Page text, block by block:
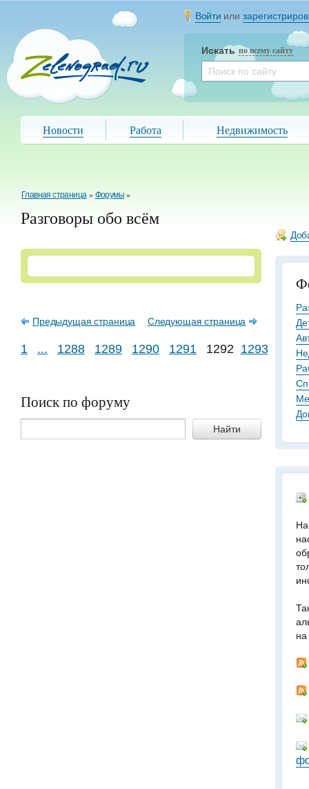
Войти или
Искать по всему сайту
Новости Работа Недвижимость
Главная страница »Форумы»
Разговоры обо всём
Предыдущая страница Следующая страница
1 ... 1288 1289 1290 1291 1292 1293 1294
Поиск по форуму
Найти